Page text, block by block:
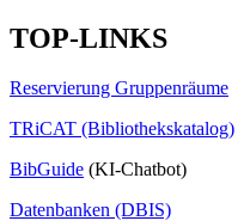
TOP-LINKS
Reservierung Gruppenräume
TRiCAT (Bibliothekskatalog)
BibGuide (KI-Chatbot)
Datenbanken (DBIS)